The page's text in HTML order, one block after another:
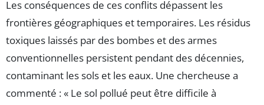
Les conséquences de ces conflits dépassent les
frontières géographiques et temporaires. Les résidus
toxiques laissés par des bombes et des armes
conventionnelles persistent pendant des décennies,
contaminant les sols et les eaux. Une chercheuse a
commenté : « Le sol pollué peut être difficile à